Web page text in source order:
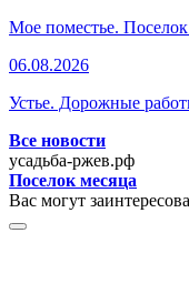
Мое поместье.
06.08.2026
Устье. Дорожные
Все новости
усадьба-ржев.рф
Поселок месяца
Вас могут